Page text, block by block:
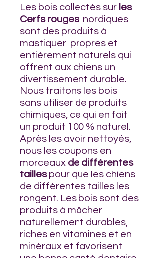
Les bois collectés sur les
Cerfs rougesnordiques
sont des produits à
mastiquer propres et
entièrement naturels qui
offrent aux chiens un
divertissement durable.
Nous traitons les bois
sans utiliser de produits
chimiques, ce qui en fait
un produit 100 % naturel.
Après les avoir nettoyés,
nous les coupons en
morceaux de différentes
taillespour que les chiens
de différentes tailles les
rongent. Les bois sont des
produits à mâcher
naturellement durables,
riches en vitamines et en
minéraux et favorisent